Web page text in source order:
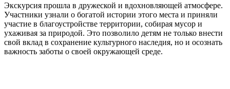
Экскурсия прошла в дружеской и вдохновляющей атмосфере.
Участники узнали о богатой истории этого места и приняли
участие в благоустройстве территории, собирая мусор и
ухаживая за природой. Это позволило детям не только внести
свой вклад в сохранение культурного наследия, но и осознать
важность заботы о своей окружающей среде.